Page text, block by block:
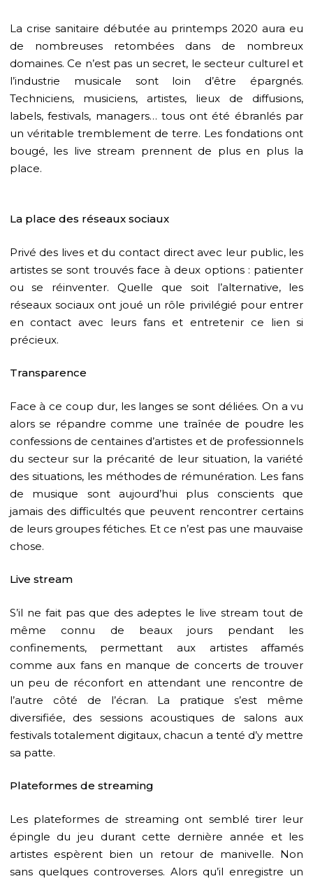
La crise sanitaire débutée au printemps 2020 aura eu
de nombreuses retombées dans de nombreux
domaines. Ce n’est pas un secret, le secteur culturel et
l’industrie musicale sont loin d’être épargnés.
Techniciens, musiciens, artistes, lieux de diffusions,
labels, festivals, managers… tous ont été ébranlés par
un véritable tremblement de terre. Les fondations ont
bougé, les live stream prennent de plus en plus la
place.
La place des réseaux sociaux
Privé des lives et du contact direct avec leur public, les
artistes se sont trouvés face à deux options : patienter
ou se réinventer. Quelle que soit l’alternative, les
réseaux sociaux ont joué un rôle privilégié pour entrer
en contact avec leurs fans et entretenir ce lien si
précieux.
Transparence
Face à ce coup dur, les langes se sont déliées. On a vu
alors se répandre comme une traînée de poudre les
confessions de centaines d’artistes et de professionnels
du secteur sur la précarité de leur situation, la variété
des situations, les méthodes de rémunération. Les fans
de musique sont aujourd’hui plus conscients que
jamais des difficultés que peuvent rencontrer certains
de leurs groupes fétiches. Et ce n’est pas une mauvaise
chose.
Live stream
S’il ne fait pas que des adeptes le live stream tout de
même connu de beaux jours pendant les
confinements, permettant aux artistes affamés
comme aux fans en manque de concerts de trouver
un peu de réconfort en attendant une rencontre de
l’autre côté de l’écran. La pratique s’est même
diversifiée, des sessions acoustiques de salons aux
festivals totalement digitaux, chacun a tenté d’y mettre
sa patte.
Plateformes de streaming
Les plateformes de streaming ont semblé tirer leur
épingle du jeu durant cette dernière année et les
artistes espèrent bien un retour de manivelle. Non
sans quelques controverses. Alors qu’il enregistre un